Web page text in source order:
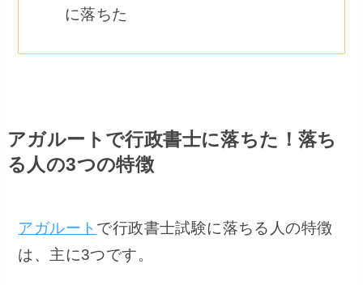
に落ちた
アガルートで行政書士に落ちた！落ち
る人の3つの特徴
アガルート で行政書士試験に落ちる人の特徴
は、主に3つです。